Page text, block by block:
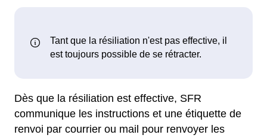
Dès que la résiliation est effective, SFR
communique les instructions et une étiquette de
renvoi par courrier ou mail pour renvoyer les